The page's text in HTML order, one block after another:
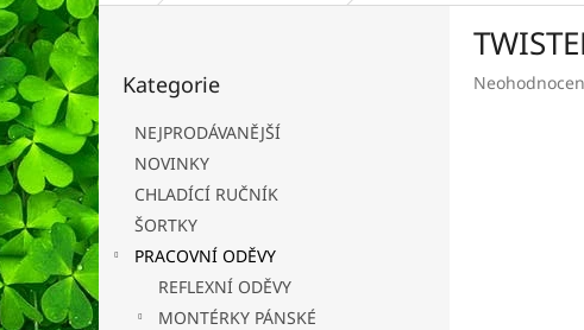
P
o
s
t
r
a
n
n
í
p
a
n
kategorie
Kategorie
NEJPRODÁVANĚJŠÍ
NOVINKY
CHLADÍCÍ RUČNÍK
ŠORTKY
PRACOVNÍ ODĚVY
REFLEXNÍ ODĚVY
MONTÉRKY PÁNSKÉ
Průměrné